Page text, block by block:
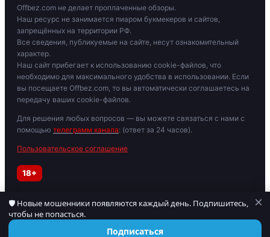
Offbez.com не делает проплаченные обзоры.
Наш ресурс не занимается пиаром букмекеров и сайтов,
запрещённых на территории РФ.
Все сведения, публикуемые на сайте, несут ознакомительный
характер.
Наш сайт прибегает к использованию cookie-файлов, что
необходимо для максимального удобства в использовании. Если
вы посещаете Offbez.com, то вы автоматически соглашаетесь на
передачу ваших cookie-файлов.
Для решения любых вопросов — вы можете связаться с нами с
помощью телеграмм канала: (ответ за 24 часов).
Пользовательское соглашение
18+
Играйте осторожно. При признаках зависимости обратитесь к
специалисту. Материалы для лиц старше 18 лет.
🛡 Новые мошенники появляются каждый день. Подпишитесь,
чтобы не попасться.
Подписаться
×